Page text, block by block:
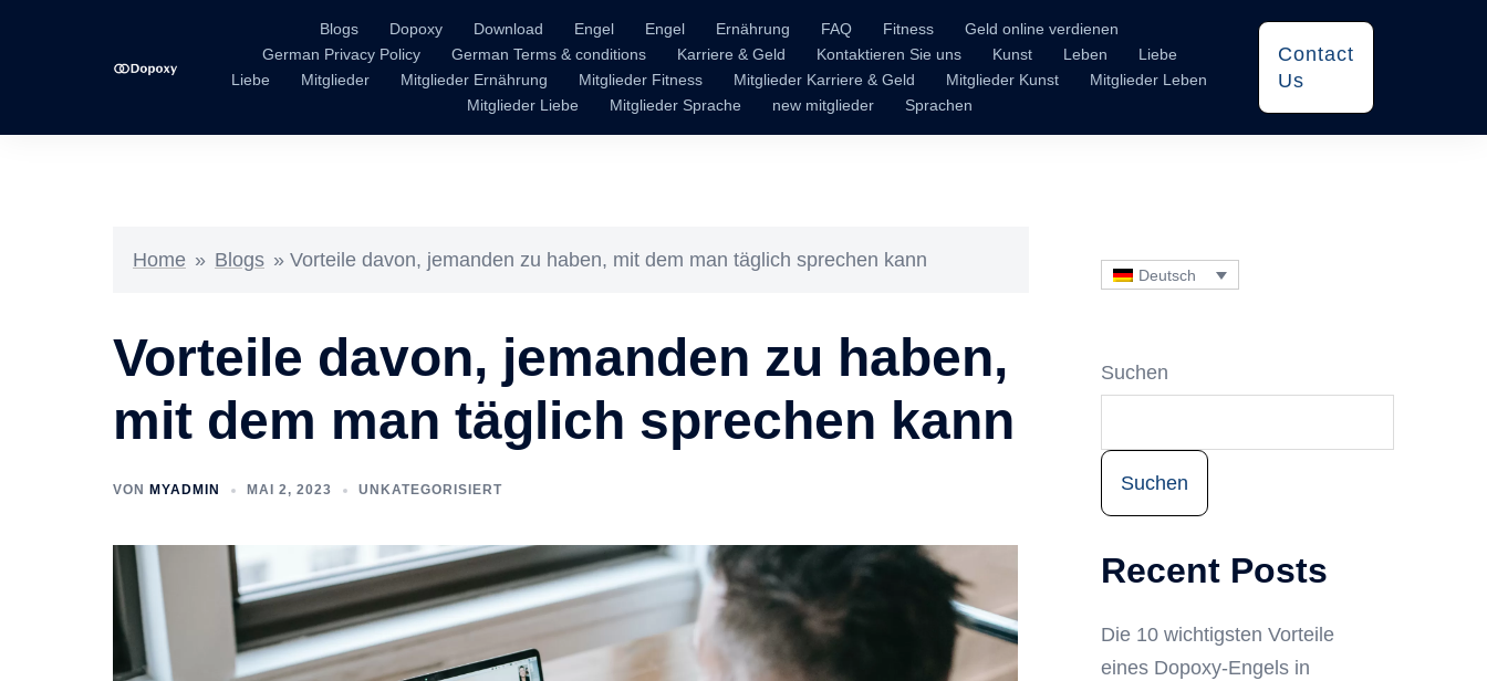
Blogs Dopoxy Download Engel Engel Ernährung FAQ Fitness
Geld online verdienen
German Privacy Policy
German Terms & conditions Karriere & Geld Kontaktieren Sie uns Kunst Leben
Liebe
Liebe
Mitglieder Mitglieder Ernährung Mitglieder Fitness Mitglieder Karriere & Geld Mitglieder Kunst
Mitglieder Leben
Mitglieder Liebe
Mitglieder Sprache new mitglieder Sprachen
Contact
Us
Home » Blogs » Vorteile davon, jemanden zu haben, mit dem man täglich sprechen kann
Vorteile davon, jemanden zu haben,
mit dem man täglich sprechen kann
VON MYADMIN MAI 2, 2023 UNKATEGORISIERT
Deutsch
Suchen
Suchen
Recent Posts
Die 10 wichtigsten Vorteile
eines Dopoxy-Engels in